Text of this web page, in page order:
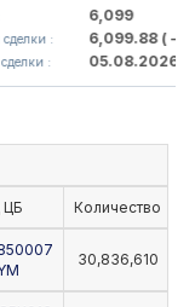
6,099
: 6,099.88( —
: 05.08.2026
ЦБ Количество
30,836,610